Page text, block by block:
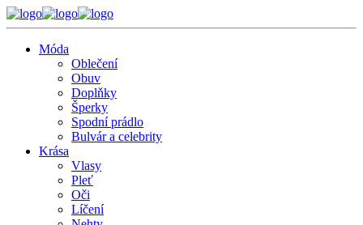
Móda
Oblečení
Obuv
Doplňky
Šperky
Spodní prádlo
Bulvár a celebrity
Krása
Vlasy
Pleť
Oči
Líčení